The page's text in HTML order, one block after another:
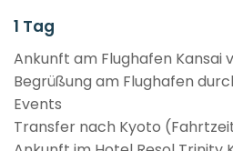
1 Tag
Ankunft am Flughafen Kansai
Begrüßung am Flughafen
Events
Transfer nach Kyoto